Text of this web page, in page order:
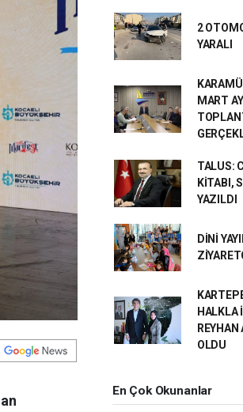
2
YARALI
MART
TALUS:
KİTABI,
YAZILDI
DİNİ
HALKLA
OLDU
En Çok Okunanlar